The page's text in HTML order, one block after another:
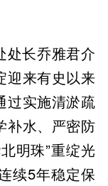
处长乔雅君介
迎来有史以来
过实施清淤疏
补水、严密防
明珠”重绽光
续5年稳定保